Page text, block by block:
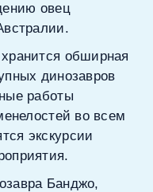
овец
обширная
динозавров
работы
во всем
экскурсии
Банджо,